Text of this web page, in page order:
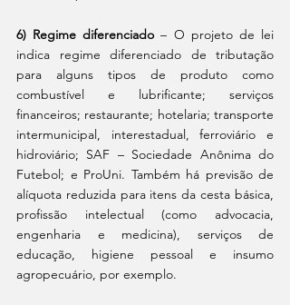
6) Regime diferenciado – O projeto de lei
indica regime diferenciado de tributação
para alguns tipos de produto como
combustível e lubrificante; serviços
financeiros; restaurante; hotelaria; transporte
intermunicipal, interestadual, ferroviário e
hidroviário; SAF – Sociedade Anônima do
Futebol; e ProUni. Também há previsão de
alíquota reduzida para itens da cesta básica,
profissão intelectual (como advocacia,
engenharia e medicina), serviços de
educação, higiene pessoal e insumo
agropecuário, por exemplo.